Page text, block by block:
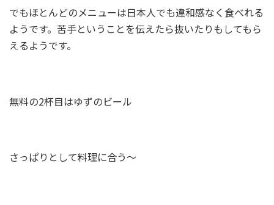
でもほとんどのメニューは日本人でも違和感なく食べれる
ようです。苦手ということを伝えたら抜いたりもしてもら
えるようです。
無料の2杯目はゆずのビール
さっぱりとして料理に合う～